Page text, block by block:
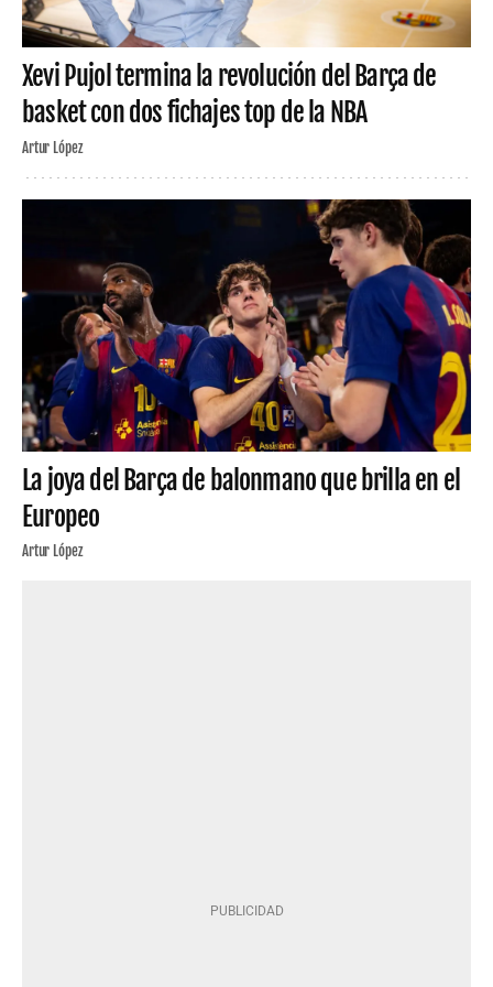
Xevi Pujol termina la revolución del Barça de
basket con dos fichajes top de la NBA
Artur López
La joya del Barça de balonmano que brilla en el
Europeo
Artur López